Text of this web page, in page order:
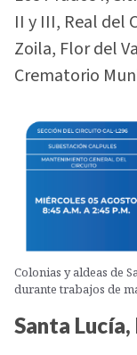
II y III, Real del
Zoila, Flor del
Crematorio
Colonias y aldeas de
durante trabajos de
Santa